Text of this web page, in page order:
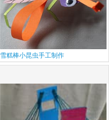
雪糕棒小昆虫手工制作